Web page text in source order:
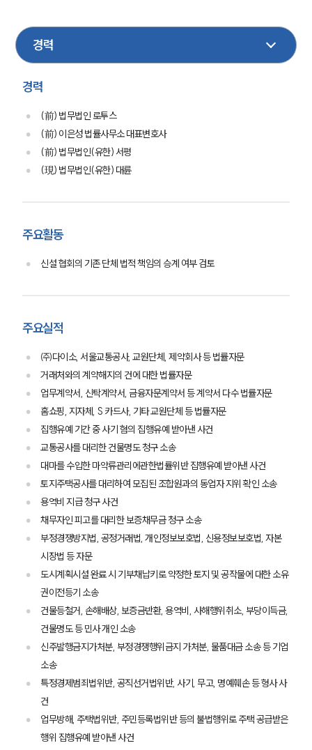
부소개
부소개
대륜의 강점
글로벌 파트너 로펌
고객의 소리
부동산
경력
(前) 법무법인 로투스
(前) 이은성 법률사무소 대표변호사
(前) 법무법인(유한) 서평
(現) 법무법인(유한) 대륜
주요활동
신설 협회의 기존 단체 법적 책임의 승계 여부 검토
주요실적
㈜다이소, 서울교통공사, 교원단체, 제약회사 등 법률자문
거래처와의 계약해지의 건에 대한 법률자문
업무계약서, 신탁계약서, 금융자문계약서 등 계약서 다수 법률자문
홈쇼핑, 지자체, S 카드사, 기타 교원단체 등 법률자문
집행유예 기간 중 사기 혐의 집행유예 받아낸 사건
교통공사를 대리한 건물명도 청구 소송
대마를 수입한 마약류관리에관한법률위반 집행유예 받아낸 사건
토지주택공사를 대리하여 모집된 조합원과의 동업자 지위 확인 소송
용역비 지급 청구 사건
채무자인 피고를 대리한 보증채무금 청구 소송
부정경쟁방지법, 공정거래법, 개인정보보호법, 신용정보보호법, 자본
시장법 등 자문
도시계획시설 완료 시 기부채납키로 약정한 토지 및 공작물에 대한 소유
권이전등기 소송
건물등철거, 손해배상, 보증금반환, 용역비, 사해행위취소, 부당이득금,
건물명도 등 민사 개인 소송
신주발행금지가처분, 부정경쟁행위금지 가처분, 물품대금 소송 등 기업
소송
특정경제범죄법위반, 공직선거법위반, 사기, 무고, 명예훼손 등 형사 사
건
업무방해, 주택법위반, 주민등록법위반 등의 불법행위로 주택 공급받은
행위 집행유예 받아낸 사건